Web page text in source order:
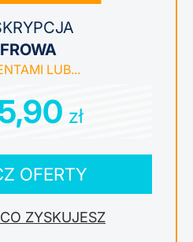
zł
OFERTY
ZYSKUJESZ